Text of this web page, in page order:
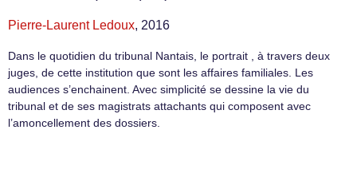
Pierre-Laurent Ledoux, 2016
Dans le quotidien du tribunal Nantais, le portrait , à travers deux
juges, de cette institution que sont les affaires familiales. Les
audiences s’enchainent. Avec simplicité se dessine la vie du
tribunal et de ses magistrats attachants qui composent avec
l’amoncellement des dossiers.